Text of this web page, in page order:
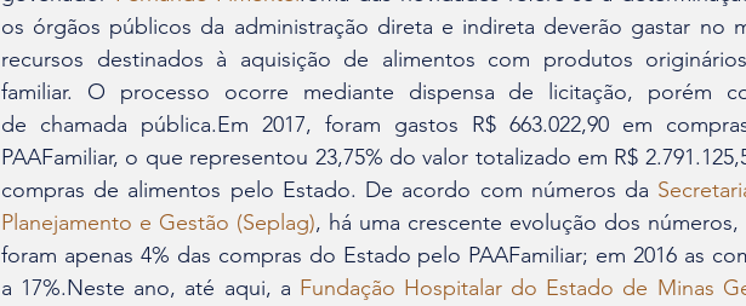
os órgãos públicos da administração direta e indireta deverão gastar no
recursos destinados à aquisição de alimentos com produtos
familiar. O processo ocorre mediante dispensa de licitação, porém
de chamada pública.Em 2017, foram gastos R$ 663.022,90 em
PAAFamiliar, o que representou 23,75% do valor totalizado em R$
compras de alimentos pelo Estado. De acordo com números da
Planejamento e Gestão (Seplag), há uma crescente evolução dos números,
foram apenas 4% das compras do Estado pelo PAAFamiliar; em 2016 as
a 17%.Neste ano, até aqui, a Fundação Hospitalar do Estado de Minas